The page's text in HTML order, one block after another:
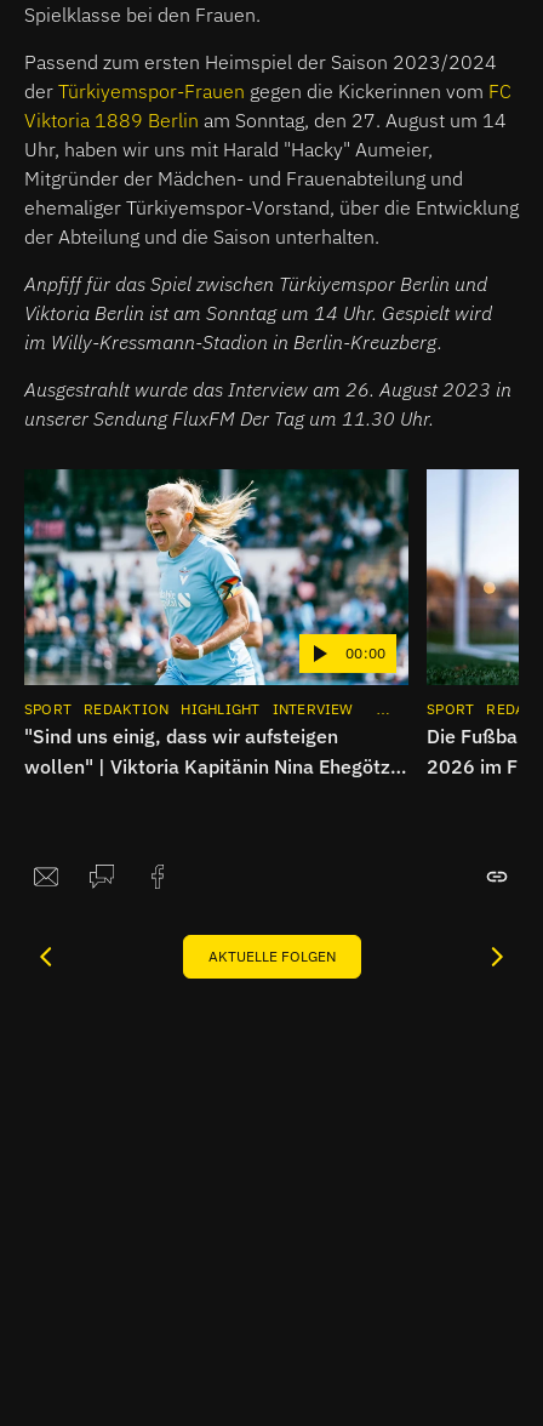
Spielklasse bei den Frauen.
Passend zum ersten Heimspiel der Saison 2023/2024
der Türkiyemspor-Frauen gegen die Kickerinnen vom FC
Viktoria 1889 Berlin am Sonntag, den 27. August um 14
Uhr, haben wir uns mit Harald "Hacky" Aumeier,
Mitgründer der Mädchen- und Frauenabteilung und
ehemaliger Türkiyemspor-Vorstand, über die Entwicklung
der Abteilung und die Saison unterhalten.
Anpfiff für das Spiel zwischen Türkiyemspor Berlin und
Viktoria Berlin ist am Sonntag um 14 Uhr. Gespielt wird
im Willy-Kressmann-Stadion in Berlin-Kreuzberg.
Ausgestrahlt wurde das Interview am 26. August 2023 in
unserer Sendung FluxFM Der Tag um 11.30 Uhr.
00:00
SPORT REDAKTION HIGHLIGHT INTERVIEW INSTAGRAM
"Sind uns einig, dass wir aufsteigen
wollen" | Viktoria Kapitänin Nina Ehegötz
SPORT
Die
2026 im
AKTUELLE FOLGEN